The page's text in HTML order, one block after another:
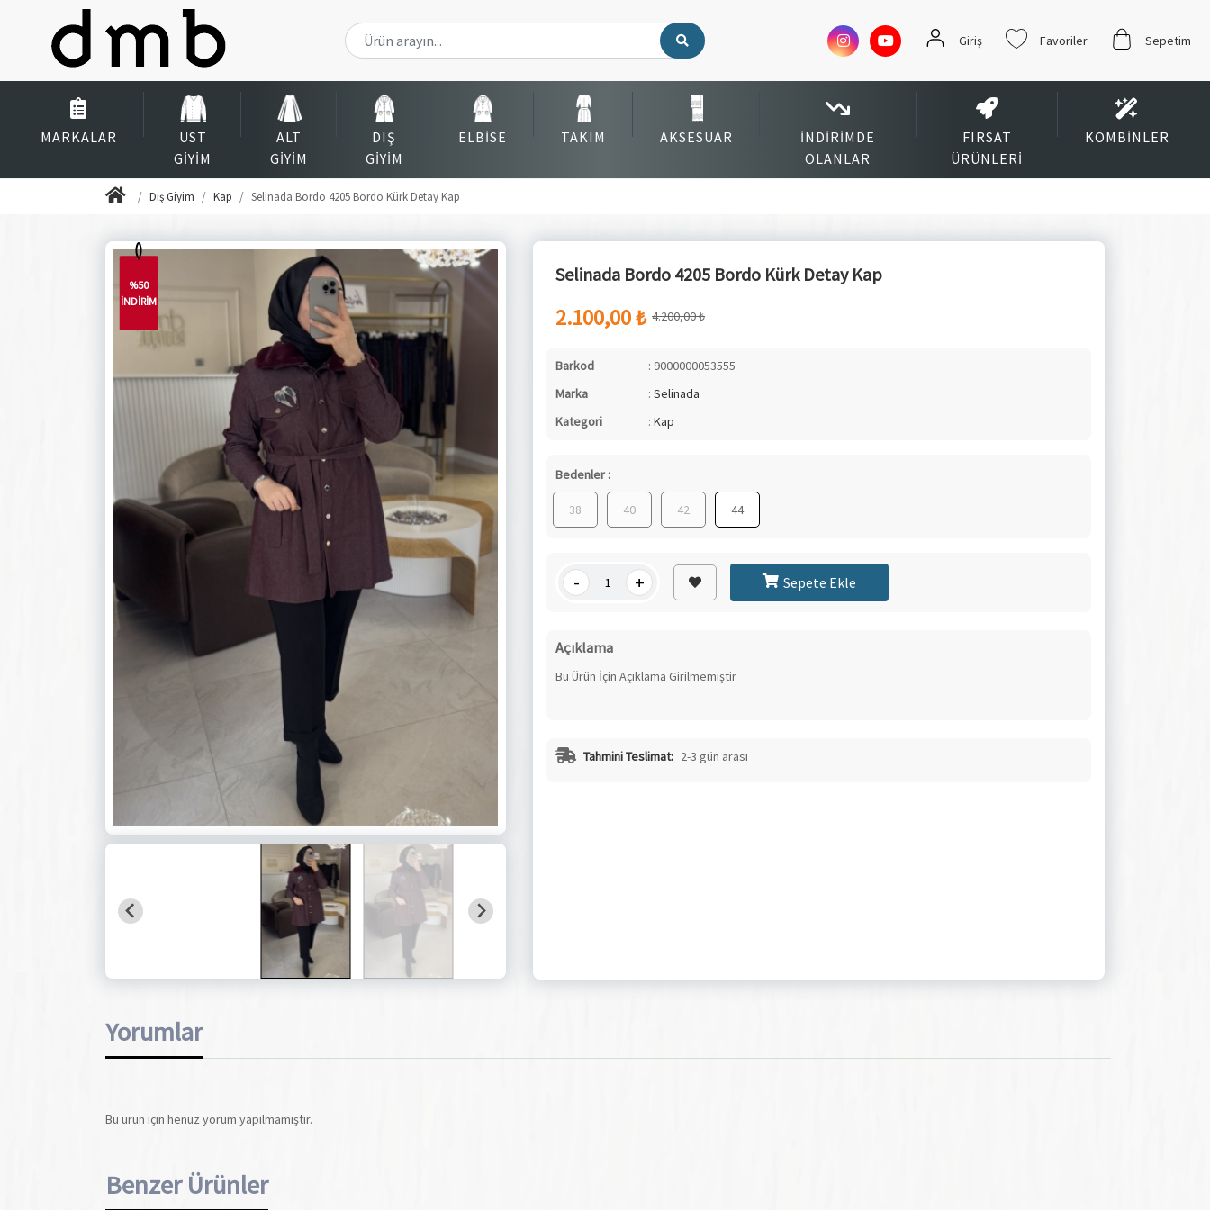
Giriş Favoriler Sepetim
MARKALAR
ÜST
GIYIM
ALT
GIYIM
DIŞ
GIYIM
ELBISE TAKIM AKSESUAR
İNDIRIMDE
OLANLAR
FIRSAT
ÜRÜNLERI
KOMBINLER
Dış Giyim Kap Selinada Bordo 4205 Bordo Kürk Detay Kap
%50
İNDİRİM
Selinada Bordo 4205 Bordo Kürk Detay Kap
2.100,00 ₺ 4.200,00 ₺
Barkod
: 9000000053555
Marka
: Selinada
Kategori
: Kap
Bedenler :
38 40 42 44
- + Sepete Ekle
Açıklama
Bu Ürün İçin Açıklama Girilmemiştir
Tahmini Teslimat: 2-3 gün arası
Yorumlar
Bu ürün için henüz yorum yapılmamıştır.
Benzer Ürünler